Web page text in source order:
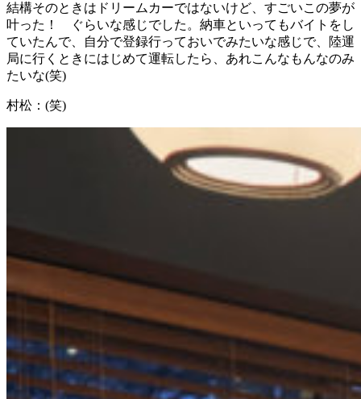
結構そのときはドリームカーではないけど、すごいこの夢が
叶った！ ぐらいな感じでした。納車といってもバイトをし
ていたんで、自分で登録行っておいでみたいな感じで、陸運
局に行くときにはじめて運転したら、あれこんなもんなのみ
たいな(笑)
村松： (笑)